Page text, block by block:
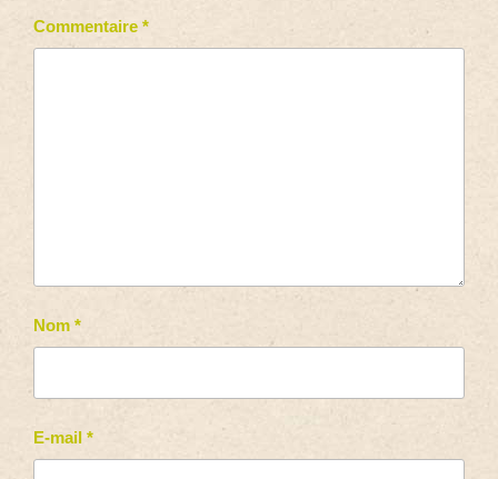
Commentaire *
Nom *
E-mail *